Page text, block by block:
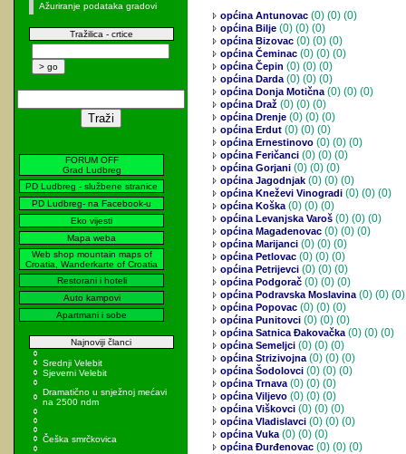
Ažuriranje podataka gradovi
Tražilica - crtice
FORUM OFF
Grad Ludbreg
PD Ludbreg - službene stranice
PD Ludbreg- na Facebook-u
Eko vijesti
Mapa weba
Web shop mountain maps of
Croatia, Wanderkarte of Croatia
Restorani i hoteli
Auto kampovi
Apartmani i sobe
Najnoviji članci
Srednji Velebit
Sjeverni Velebit
Dramatično u snježnoj mećavi
na 2500 ndm
Češka smrčkovica
općina Antunovac (0) (0) (0)
općina Bilje (0) (0) (0)
općina Bizovac (0) (0) (0)
općina Čeminac (0) (0) (0)
općina Čepin (0) (0) (0)
općina Darda(0) (0) (0)
općina Donja Motična(0) (0) (0)
općina Draž (0) (0) (0)
općina Drenje (0) (0) (0)
općina Erdut (0) (0) (0)
općina Ernestinovo (0) (0) (0)
općina Feričanci (0) (0) (0)
općina Gorjani (0) (0) (0)
općina Jagodnjak (0) (0) (0)
općina Kneževi Vinogradi (0) (0) (0)
općina Koška(0) (0) (0)
općina Levanjska Varoš (0) (0) (0)
općina Magadenovac (0) (0) (0)
općina Marijanci (0) (0) (0)
općina Petlovac (0) (0) (0)
općina Petrijevci (0) (0) (0)
općina Podgorač (0) (0) (0)
općina Podravska Moslavina(0) (0) (0)
općina Popovac (0) (0) (0)
općina Punitovci (0) (0) (0)
općina Satnica Đakovačka(0) (0) (0)
općina Semeljci (0) (0) (0)
općina Strizivojna(0) (0) (0)
općina Šodolovci (0) (0) (0)
općina Trnava(0) (0) (0)
općina Viljevo (0) (0) (0)
općina Viškovci (0) (0) (0)
općina Vladislavci (0) (0) (0)
općina Vuka(0) (0) (0)
općina Đurđenovac (0) (0) (0)